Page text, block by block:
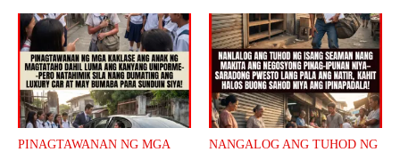
PINAGTAWANAN NG MGA
NANGALOG ANG TUHOD NG